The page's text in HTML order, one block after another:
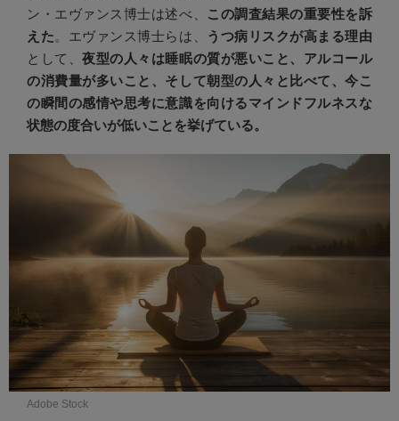
ン・エヴァンス博士は述べ、
この調査結果の重要性を訴
えた。エヴァンス博士らは、
うつ病リスクが高まる理由
として、夜型の人々は睡眠の質が悪いこと、アルコール
の消費量が多いこと、そして朝型の人々と比べて、今こ
の瞬間の感情や思考に意識を向けるマインドフルネスな
状態の度合いが低いことを挙げている。
Adobe Stock